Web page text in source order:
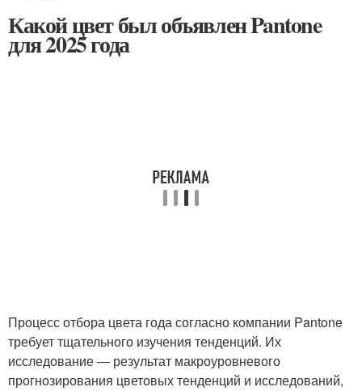
Какой цвет был объявлен Pantone
для 2025 года
Процесс отбора цвета года согласно компании Pantone
требует тщательного изучения тенденций. Их
исследование — результат макроуровневого
прогнозирования цветовых тенденций и исследований,